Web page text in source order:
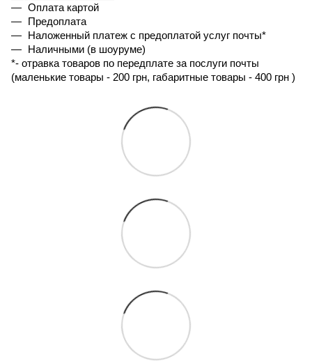
Оплата картой
Предоплата
Наложенный платеж с предоплатой услуг почты*
Наличными (в шоуруме)
*- отравка товаров по передплате за послуги почты
(маленькие товары - 200 грн, габаритные товары - 400 грн )